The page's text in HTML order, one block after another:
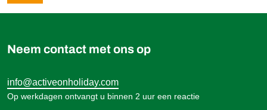
Neem contact met ons op
info@activeonholiday.com
Op werkdagen ontvangt u binnen 2 uur een reactie